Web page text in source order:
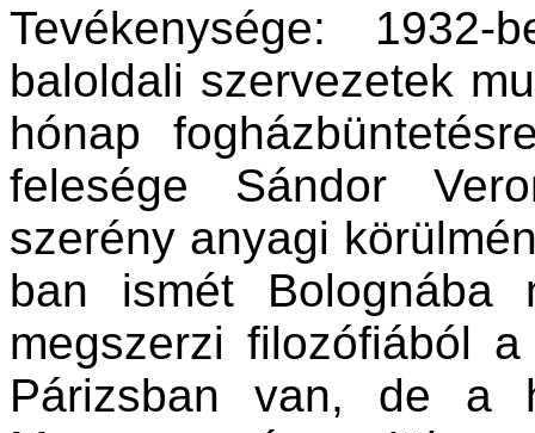
Tevékenysége:
baloldali szervezetek
hónap
felesége Sándor
szerény anyagi
ban ismét Bolognába
megszerzi filozófiából
Párizsban van, de a